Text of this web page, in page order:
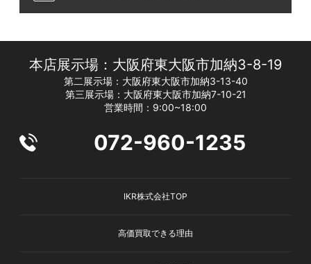
本店展示場：大阪府東大阪市加納3-8-19
第二展示場：大阪府東大阪市加納3-13-40
第三展示場：大阪府東大阪市加納7-10-21
営業時間：9:00~18:00
072-960-1235
IKR株式会社TOP
高価買取できる理由